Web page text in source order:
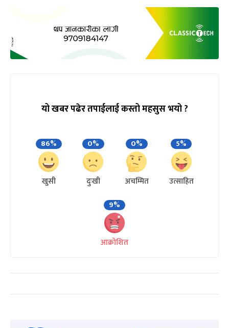
यो खबर पढेर तपाईलाई कस्तो महसुस भयो ?
86%
खुसी
0%
दुःखी
0%
अचम्मित
5%
उत्साहित
9%
आक्रोशित